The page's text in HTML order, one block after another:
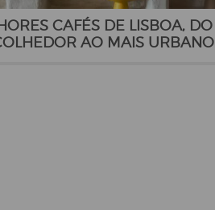
CAFÉS DE LISBOA, DO
AO MAIS URBANO